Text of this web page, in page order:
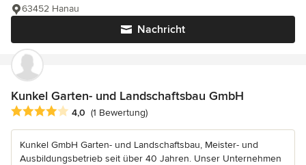
Nachricht
63452 Hanau
Kunkel Garten- und Landschaftsbau GmbH
Durchschnittliche Bewertung: 4 von 5 Sternen
4,0 (1 Bewertung)
Kunkel GmbH Garten- und Landschaftsbau, Meister- und
Ausbildungsbetrieb seit über 40 Jahren. Unser Unternehmen